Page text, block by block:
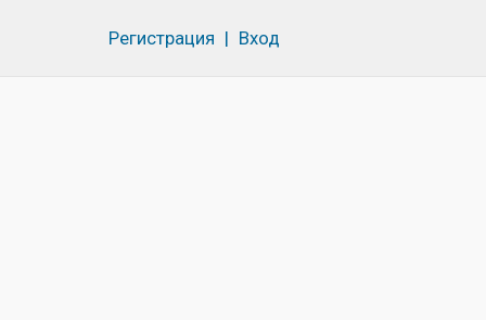
Регистрация | Вход